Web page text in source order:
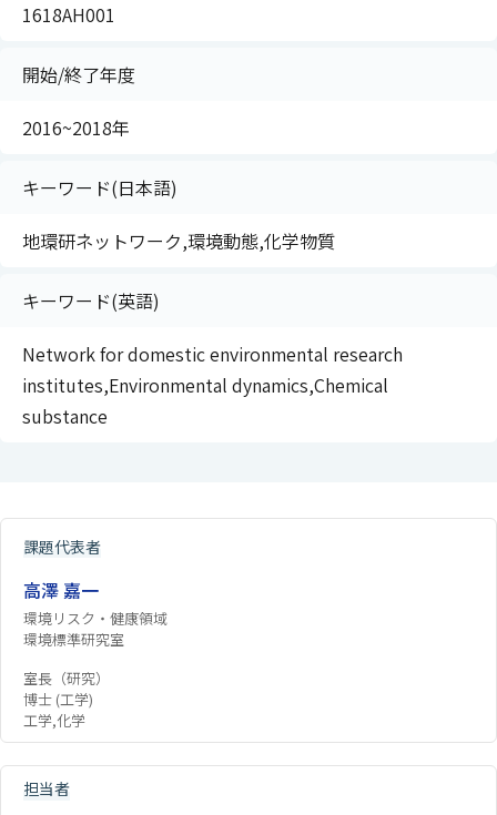
1618AH001
開始/終了年度
2016~2018年
キーワード(日本語)
地環研ネットワーク,環境動態,化学物質
キーワード(英語)
Network for domestic environmental research
institutes,Environmental dynamics,Chemical
substance
課題代表者
高澤 嘉一
環境リスク・健康領域
環境標準研究室
室長（研究）
博士 (工学)
工学,化学
担当者